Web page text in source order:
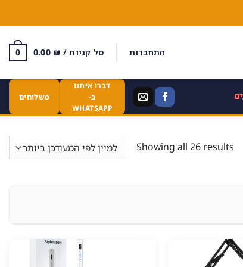
התחברות סל קניות / 0.00 ₪
0
דברו איתנו
ב-
WHATSAPP
משלוחים
Showing all 26 results